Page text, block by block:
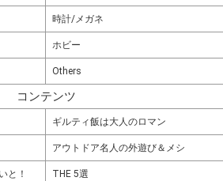
時計/メガネ
ホビー
Others
コンテンツ
ギルティ飯は大人のロマン
アウトドア名人の外遊び＆メシ
と！ THE 5選